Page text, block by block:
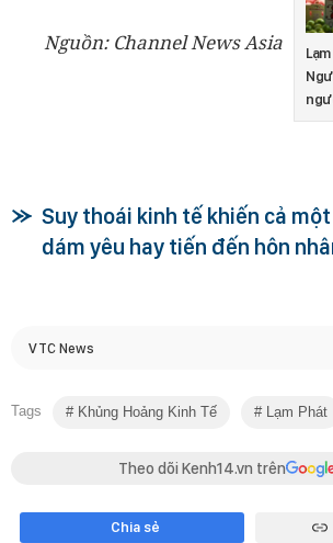
Nguồn: Channel News Asia
Suy thoái kinh tế khiến cả
dám yêu hay tiến đến hôn
VTC News
Tags Khủng Hoảng Kinh Tế Lạm Phát
Theo dõi Kenh14.vn trên
Chia sẻ